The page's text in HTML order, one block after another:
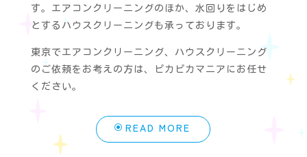
す。エアコンクリーニングのほか、水回りをはじめ
とするハウスクリーニングも承っております。
東京でエアコンクリーニング、ハウスクリーニング
のご依頼をお考えの方は、ピカピカマニアにお任せ
ください。
READ MORE